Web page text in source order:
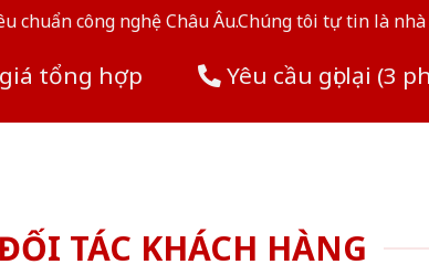
công nghệ Châu Âu.Chúng tôi tự tin là
tổng hợp Yêu cầu gọi lại (3
TÁC KHÁCH HÀNG